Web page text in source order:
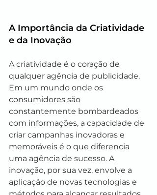
A Importância da Criatividade
e da Inovação
A criatividade é o coração de
qualquer agência de publicidade.
Em um mundo onde os
consumidores são
constantemente bombardeados
com informações, a capacidade de
criar campanhas inovadoras e
memoráveis é o que diferencia
uma agência de sucesso. A
inovação, por sua vez, envolve a
aplicação de novas tecnologias e